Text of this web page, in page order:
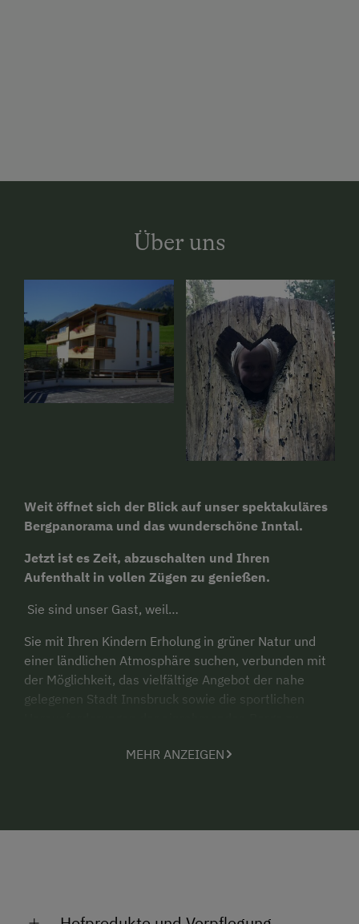
Über uns
Weit öffnet sich der Blick auf unser spektakuläres
Bergpanorama und das wunderschöne Inntal.
Jetzt ist es Zeit, abzuschalten und Ihren
Aufenthalt in vollen Zügen zu genießen.
Sie sind unser Gast, weil…
Sie mit Ihren Kindern Erholung in grüner Natur und
einer ländlichen Atmosphäre suchen, verbunden mit
der Möglichkeit, das vielfältige Angebot der nahe
gelegenen Stadt Innsbruck sowie die sportlichen
MEHR ANZEIGEN